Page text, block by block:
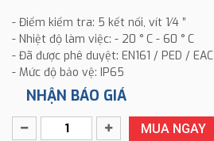
- Điểm kiểm tra: 5 kết nối, vít 1⁄4 ”
- Nhiệt độ làm việc: - 20 ° C - 60 ° C
- Đã được phê duyệt: EN161 / PED / EAC
- Mức độ bảo vệ: IP65
NHẬN BÁO GIÁ
MUA NGAY